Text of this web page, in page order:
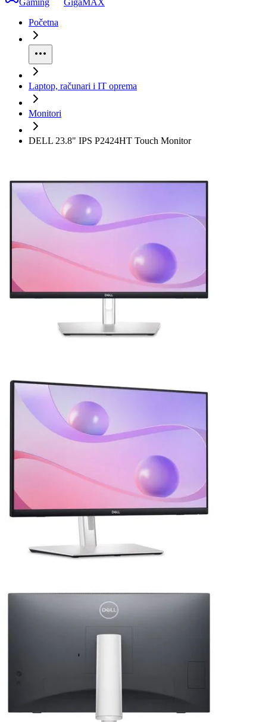
Gaming
GigaMAX
Početna
Laptop, računari i IT oprema
Monitori
DELL 23.8" IPS P2424HT Touch Monitor